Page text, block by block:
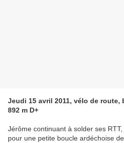
Jeudi 15 avril 2011, vélo de route,
892 m D+
Jérôme continuant à solder ses
pour une petite boucle ardéchoise